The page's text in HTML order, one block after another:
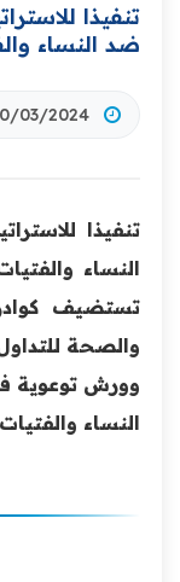
تنفيذا
ضد النساء والفتيات
20/03/2024 - 02:53
تنفيذا
تستضيف
والصحة
وورش توعوية
النساء